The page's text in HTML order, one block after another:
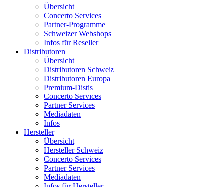
Übersicht
Concerto Services
Partner-Programme
Schweizer Webshops
Infos für Reseller
Distributoren
Übersicht
Distributoren Schweiz
Distributoren Europa
Premium-Distis
Concerto Services
Partner Services
Mediadaten
Infos
Hersteller
Übersicht
Hersteller Schweiz
Concerto Services
Partner Services
Mediadaten